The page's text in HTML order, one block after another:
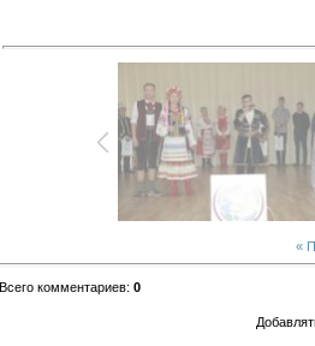
«
Всего комментариев: 0